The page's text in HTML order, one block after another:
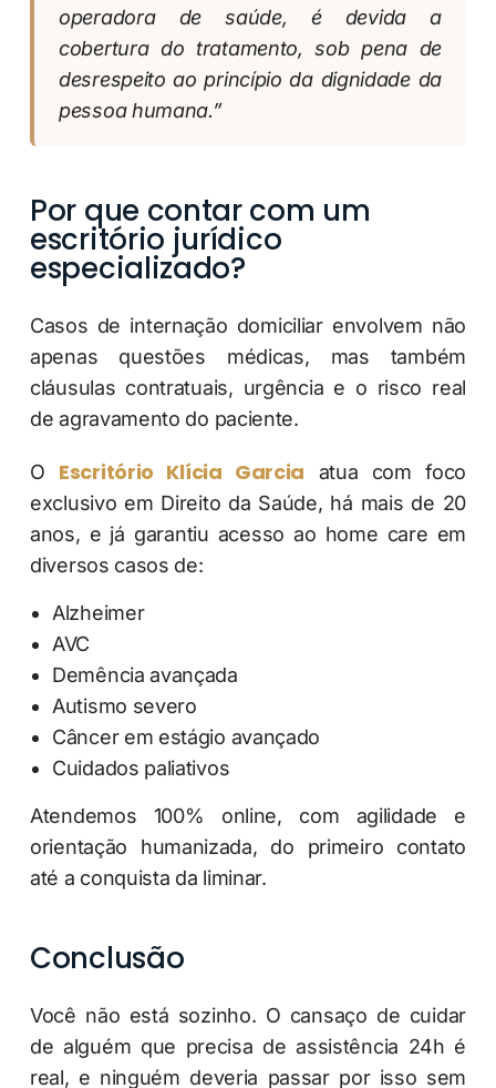
operadora de saúde, é devida a
cobertura do tratamento, sob pena de
desrespeito ao princípio da dignidade da
pessoa humana.”
Por que contar com um
escritório jurídico
especializado?
Casos de internação domiciliar envolvem não
apenas questões médicas, mas também
cláusulas contratuais, urgência e o risco real
de agravamento do paciente.
O Escritório Klícia Garcia atua com foco
exclusivo em Direito da Saúde, há mais de 20
anos, e já garantiu acesso ao home care em
diversos casos de:
Alzheimer
AVC
Demência avançada
Autismo severo
Câncer em estágio avançado
Cuidados paliativos
Atendemos 100% online, com agilidade e
orientação humanizada, do primeiro contato
até a conquista da liminar.
Conclusão
Você não está sozinho. O cansaço de cuidar
de alguém que precisa de assistência 24h é
real, e ninguém deveria passar por isso sem